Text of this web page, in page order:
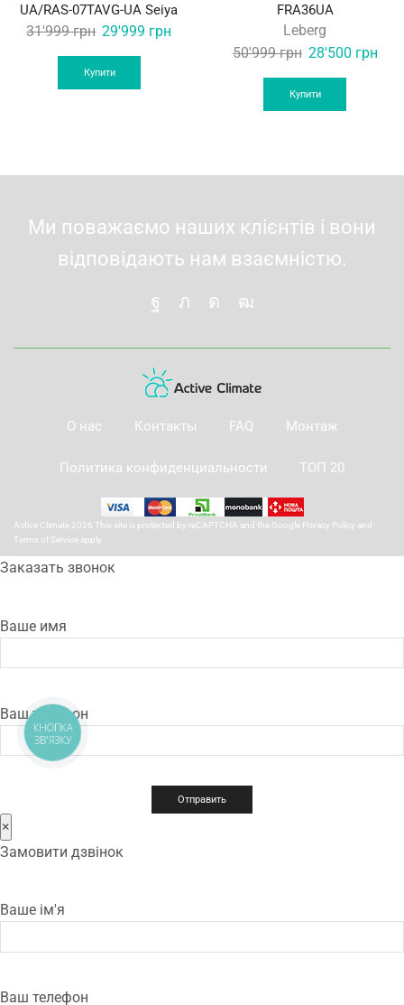
UA/RAS-07TAVG-UA Seiya
31'999грн Original
price
was:
31'999 грн.
29'999 грн
Купити
FRA36UA
Leberg
50'999грн Original
price
was:
50'999 грн.
28'500 грн
Купити
Ми поважаємо наших клієнтів і вони
відповідають нам взаємністю.
О нас Контакты FAQ Монтаж
Политика конфиденциальности ТОП 20
Active Climate 2026 This site is protected by reCAPTCHA and the Google Privacy Policy and
Terms of Service apply.
Заказать звонок
Ваше имя
Ваш телефон
×
Замовити дзвінок
Ваше ім'я
Ваш телефон
КНОПКА
ЗВ'ЯЗКУ